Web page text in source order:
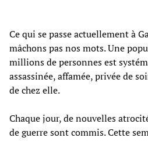
Ce qui se passe actuellement à
mâchons pas nos mots. Une
millions de personnes est
assassinée, affamée, privée de
de chez elle.
Chaque jour, de nouvelles
de guerre sont commis. Cette